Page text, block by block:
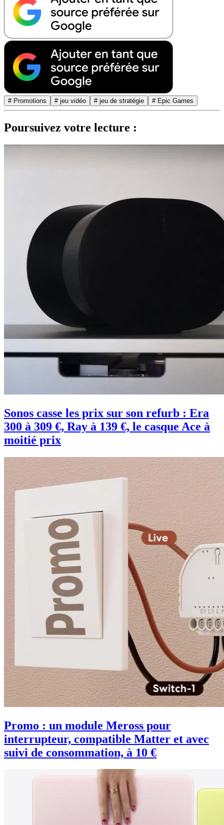
# Promotions # jeu vidéo # jeu de stratégie # Epic Games
Poursuivez votre lecture :
Sonos casse les prix sur son refurb : Era
300 à 309 €, Ray à 139 €, le casque Ace à
moitié prix
Promo : un module Meross pour
interrupteur, compatible Matter et avec
suivi de consommation, à 10 €